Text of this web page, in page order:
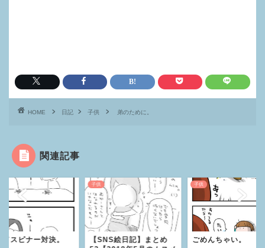
HOME 日記 子供 弟のために。
関連記事
ドスピナー対決。
子供
【SNS絵日記】まとめ
子供
ごめんちゃい。